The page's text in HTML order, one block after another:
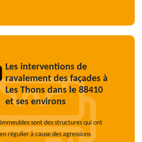
Les interventions de
ravalement des façades à
Les Thons dans le 88410
et ses environs
immeubles sont des structures qui ont
régulier à cause des agressions